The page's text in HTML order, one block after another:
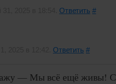
Ответить #
Ответить #
— Мы всё ещё живы!